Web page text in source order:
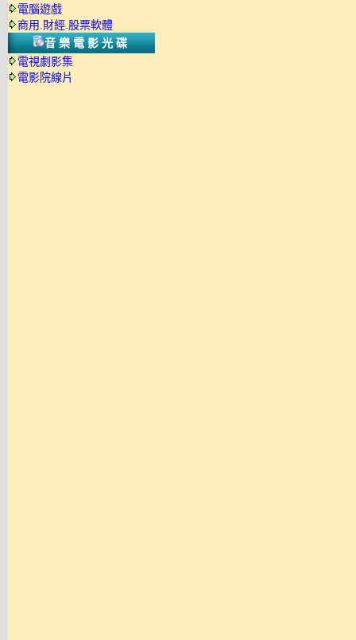
電腦遊戲
商用.財經.股票軟體
音樂電影光碟
電視劇影集
電影院線片